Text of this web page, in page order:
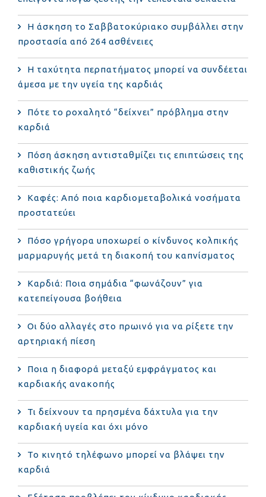
Η άσκηση το Σαββατοκύριακο συμβάλλει στην
προστασία από 264 ασθένειες
Η ταχύτητα περπατήματος μπορεί να συνδέεται
άμεσα με την υγεία της καρδιάς
Πότε το ροχαλητό “δείχνει” πρόβλημα στην
καρδιά
Πόση άσκηση αντισταθμίζει τις επιπτώσεις της
καθιστικής ζωής
Καφές: Από ποια καρδιομεταβολικά νοσήματα
προστατεύει
Πόσο γρήγορα υποχωρεί ο κίνδυνος κολπικής
μαρμαρυγής μετά τη διακοπή του καπνίσματος
Καρδιά: Ποια σημάδια “φωνάζουν” για
κατεπείγουσα βοήθεια
Οι δύο αλλαγές στο πρωινό για να ρίξετε την
αρτηριακή πίεση
Ποια η διαφορά μεταξύ εμφράγματος και
καρδιακής ανακοπής
Τι δείχνουν τα πρησμένα δάχτυλα για την
καρδιακή υγεία και όχι μόνο
Το κινητό τηλέφωνο μπορεί να βλάψει την
καρδιά